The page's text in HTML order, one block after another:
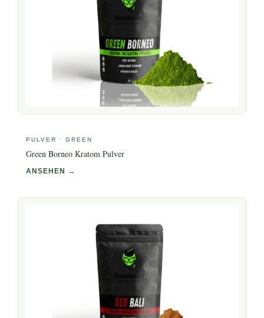
PULVER · GREEN
Green Borneo Kratom Pulver
ANSEHEN →